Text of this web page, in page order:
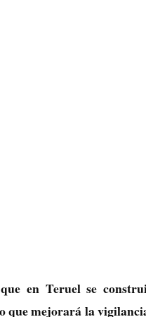
en Teruel se
que mejorará la